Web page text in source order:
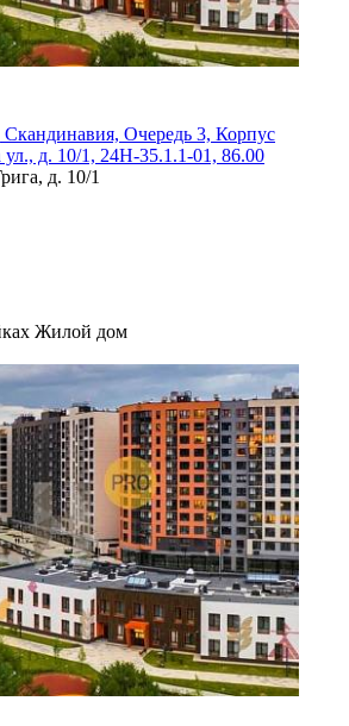
Очередь 3, Корпус
ул., д. 10/1, 24Н-35.1.1-01, 86.00
д. 10/1
Жилой дом